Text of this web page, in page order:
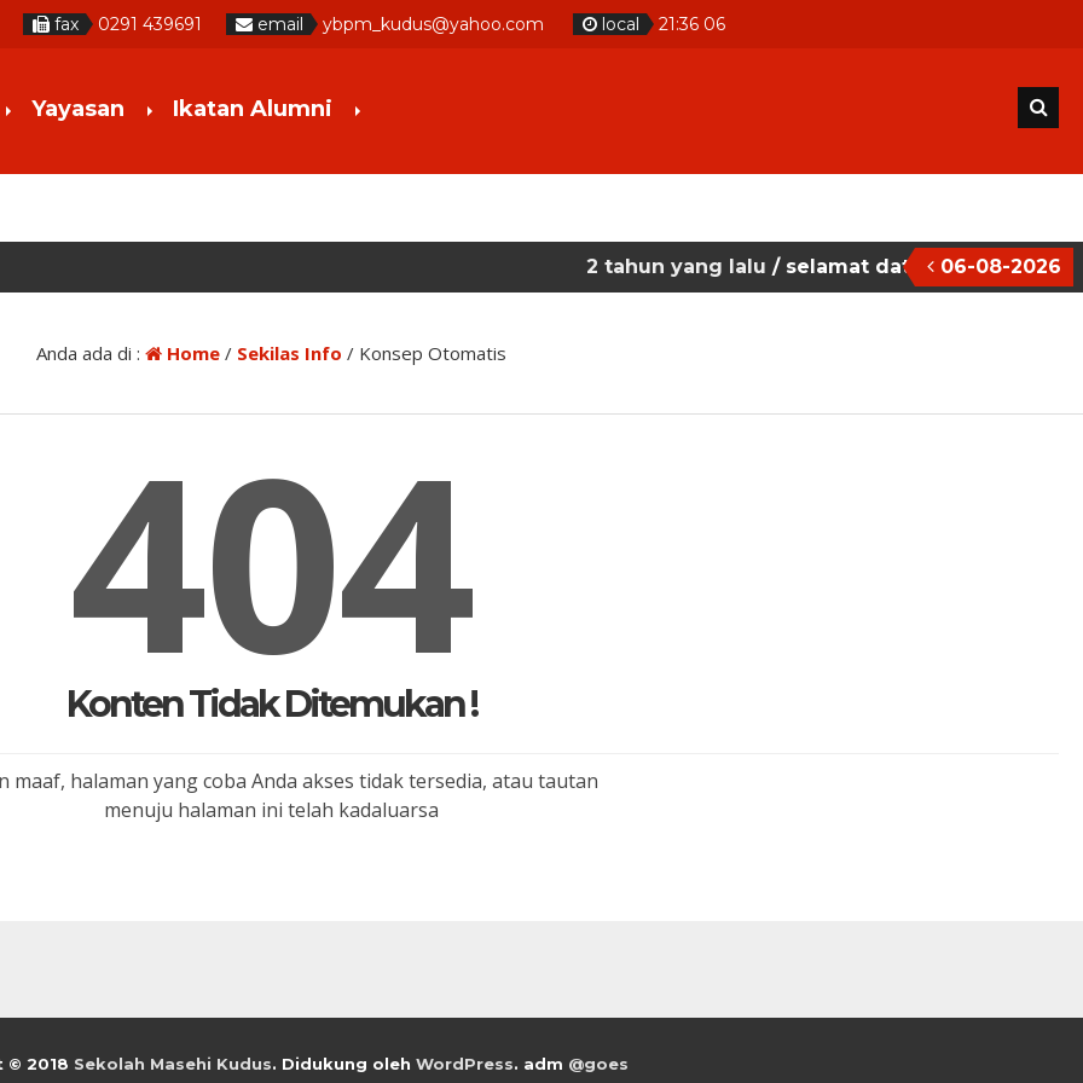
fax 0291 439691 email ybpm_kudus@yahoo.com local 21:36 06
Yayasan Ikatan Alumni
06-08-2026
2 tahun yang lalu/ selamat datang pada situs
Anda ada di : Home/ Sekilas Info / Konsep Otomatis
404
Konten Tidak Ditemukan !
maaf, halaman yang coba Anda akses tidak tersedia, atau tautan
menuju halaman ini telah kadaluarsa
© 2018 Sekolah Masehi Kudus. Didukung oleh WordPress. adm @goes